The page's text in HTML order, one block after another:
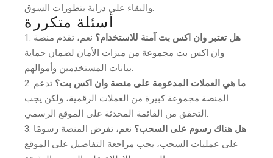
والبقاء على دراية بتطورات السوق.
أسئلة متكررة
هل تعتبر وان اكس بت آمنة للاستخدام؟ نعم، تقدم منصة
وان اكس بت مجموعة من ميزات الأمان لضمان حماية
بيانات المستخدمين وأموالهم.
ما هي العملات المدعومة على منصة وان اكس بت؟ تدعم
المنصة مجموعة كبيرة من العملات الرقمية، ولكن يجب
التحقق من القائمة المحدثة على الموقع الرسمي.
هل هناك رسوم على السحب؟ نعم، تفرض المنصة رسومًا
على عمليات السحب، يجب مراجعة التفاصيل على الموقع